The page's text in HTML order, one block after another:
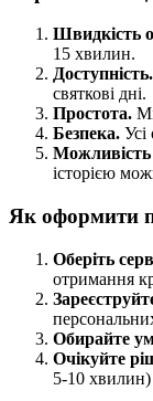
Швидкість
15 хвилин.
Доступність.
святкові дні.
Простота.
Безпека. Усі
Можливість
історією
Як оформити
Оберіть
отримання
Обирайте
Очікуйте
5-10 хвилин)